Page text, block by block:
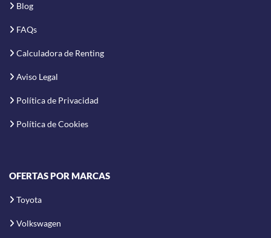
Blog
FAQs
Calculadora de Renting
Aviso Legal
Política de Privacidad
Política de Cookies
OFERTAS POR MARCAS
Toyota
Volkswagen